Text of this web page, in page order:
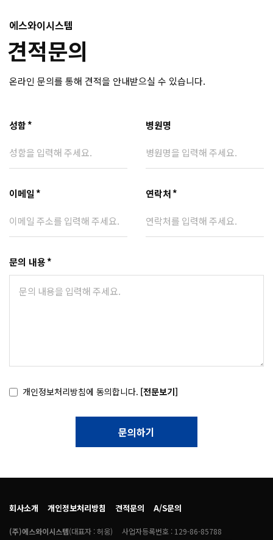
에스와이시스템
견적문의
온라인 문의를 통해 견적을 안내받으실 수 있습니다.
성함* 병원명
이메일* 연락처*
문의 내용*
개인정보처리방침에 동의합니다. [전문보기]
문의하기
회사소개 개인정보처리방침 견적문의 A/S문의
(주)에스와이시스템(대표자 : 허웅) 사업자등록번호 : 129-86-85788